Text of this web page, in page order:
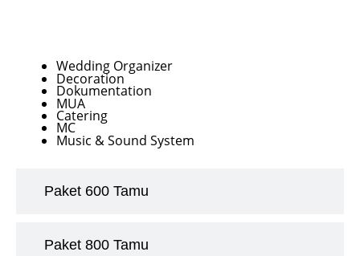
Paket 600 Tamu
Paket 800 Tamu
Wedding Organizer
Decoration
Dokumentation
MUA
Catering
MC
Music & Sound System